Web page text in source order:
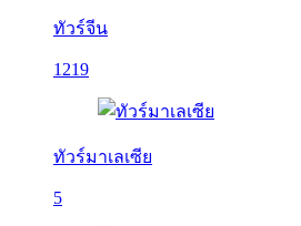
ทัวร์จีน
1219
ทัวร์มาเลเซีย
5